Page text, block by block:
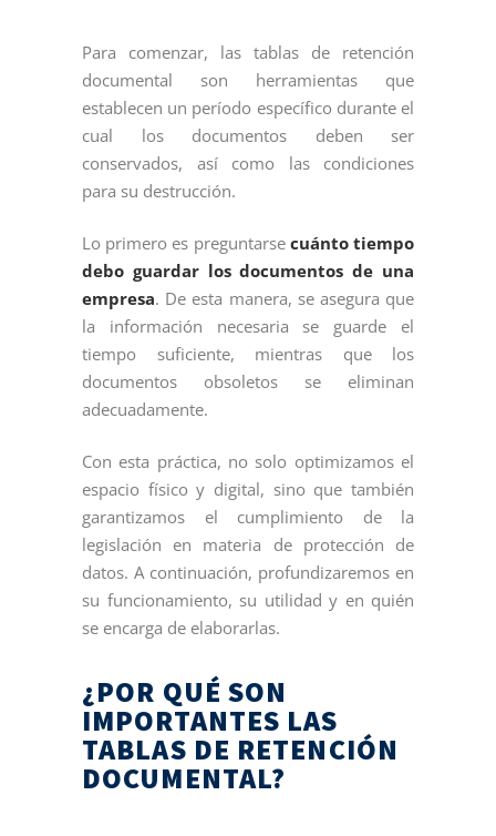
Para comenzar, las tablas de retención
documental son herramientas que
establecen un período específico durante el
cual los documentos deben ser
conservados, así como las condiciones
para su destrucción.
Lo primero es preguntarse cuánto tiempo
debo guardar los documentos de una
empresa. De esta manera, se asegura que
la información necesaria se guarde el
tiempo suficiente, mientras que los
documentos obsoletos se eliminan
adecuadamente.
Con esta práctica, no solo optimizamos el
espacio físico y digital, sino que también
garantizamos el cumplimiento de la
legislación en materia de protección de
datos. A continuación, profundizaremos en
su funcionamiento, su utilidad y en quién
se encarga de elaborarlas.
¿POR QUÉ SON
IMPORTANTES LAS
TABLAS DE RETENCIÓN
DOCUMENTAL?